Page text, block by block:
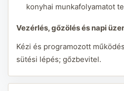
konyhai munkafolyamatot
Vezérlés, gőzölés és napi
Kézi és programozott
sütési lépés; gőzbevitel.